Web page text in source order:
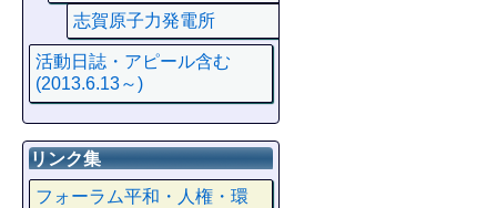
志賀原子力発電所
活動日誌・アピール含む
(2013.6.13～)
リンク集
フォーラム平和・人権・環